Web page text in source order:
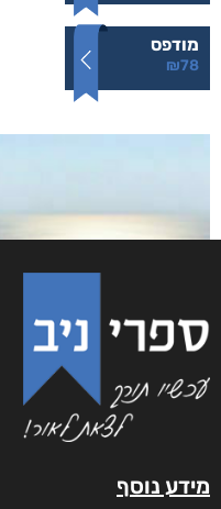
מודפס
₪78
מידע נוסף